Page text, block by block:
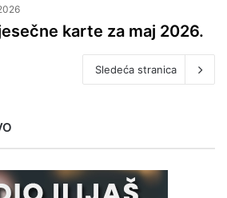
karte za maj 2026.
Sledeća stranica